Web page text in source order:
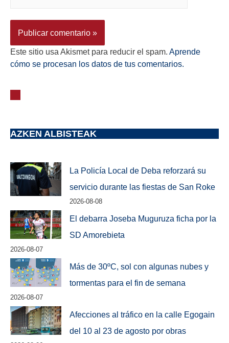
Este sitio usa Akismet para reducir el spam. Aprende
cómo se procesan los datos de tus comentarios.
AZKEN ALBISTEAK
La Policía Local de Deba reforzará su
servicio durante las fiestas de San Roke
2026-08-08
El debarra Joseba Muguruza ficha por la
SD Amorebieta
2026-08-07
Más de 30ºC, sol con algunas nubes y
tormentas para el fin de semana
2026-08-07
Afecciones al tráfico en la calle Egogain
del 10 al 23 de agosto por obras